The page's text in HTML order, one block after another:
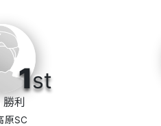
1st
利
原SC